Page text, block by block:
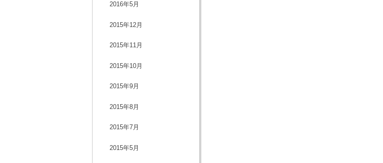
2016年5月
2015年12月
2015年11月
2015年10月
2015年9月
2015年8月
2015年7月
2015年5月